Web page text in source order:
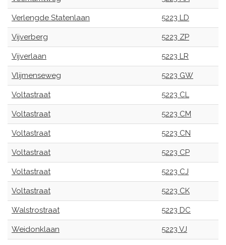
Verlengde Statenlaan 5223 LD
Vijverberg 5223 ZP
Vijverlaan 5223 LR
Vlijmenseweg 5223 GW
Voltastraat 5223 CL
Voltastraat 5223 CM
Voltastraat 5223 CN
Voltastraat 5223 CP
Voltastraat 5223 CJ
Voltastraat 5223 CK
Walstrostraat 5223 DC
Weidonklaan 5223 VJ